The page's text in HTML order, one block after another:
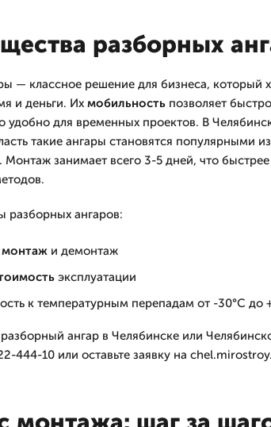
разборных
— классное решение для бизнеса, который
и деньги. Их мобильность позволяет
удобно для временных проектов. В
такие ангары становятся популярными
. Монтаж занимает всего 3-5 дней, что быстрее
ангаров:
монтаж и демонтаж
эксплуатации
к температурным перепадам от -30°C до
разборный ангар в Челябинске или
444-10 или оставьте заявку на